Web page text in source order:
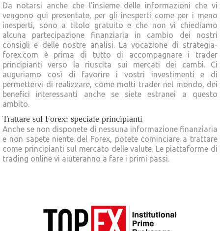
Da notarsi anche che l’insieme delle informazioni che vi
vengono qui presentate, per gli inesperti come per i meno
inesperti, sono a titolo gratuito e che non vi chiediamo
alcuna partecipazione finanziaria in cambio dei nostri
consigli e delle nostre analisi. La vocazione di strategia-
forex.com è prima di tutto di accompagnare i trader
principianti verso la riuscita sui mercati dei cambi. Ci
auguriamo così di favorire i vostri investimenti e di
permettervi di realizzare, come molti trader nel mondo, dei
benefici interessanti anche se siete estranei a questo
ambito.
Trattare sul Forex: speciale principianti
Anche se non disponete di nessuna informazione finanziaria
e non sapete niente del Forex, potete cominciare a trattare
come principianti sul mercato delle valute. Le piattaforme di
trading online vi aiuteranno a fare i primi passi.